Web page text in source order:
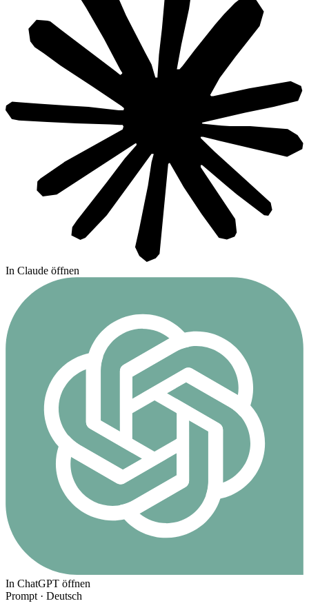
In Claude öffnen
In ChatGPT öffnen
Prompt · Deutsch